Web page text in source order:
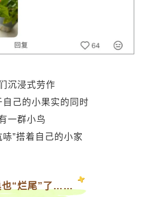
沉浸式劳作
己的小果实的同时
一群小鸟
哧”搭着自己的小家
也“烂尾”了……